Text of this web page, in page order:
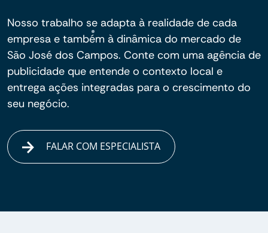
Nosso trabalho se adapta à realidade de cada
empresa e também à dinâmica do mercado de
São José dos Campos. Conte com uma agência de
publicidade que entende o contexto local e
entrega ações integradas para o crescimento do
seu negócio.
FALAR COM ESPECIALISTA